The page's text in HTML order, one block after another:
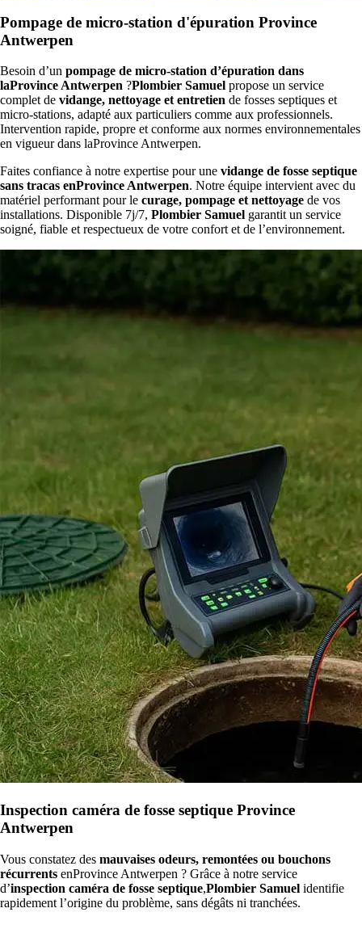
Pompage de micro-station d'épuration Province
Antwerpen
Besoin d’un pompage de micro-station d’épuration dans
laProvince Antwerpen ?Plombier Samuel propose un service
complet de vidange, nettoyage et entretien de fosses septiques et
micro-stations, adapté aux particuliers comme aux professionnels.
Intervention rapide, propre et conforme aux normes environnementales
en vigueur dans laProvince Antwerpen.
Faites confiance à notre expertise pour une vidange de fosse septique
sans tracas enProvince Antwerpen. Notre équipe intervient avec du
matériel performant pour le curage, pompage et nettoyage de vos
installations. Disponible 7j/7, Plombier Samuel garantit un service
soigné, fiable et respectueux de votre confort et de l’environnement.
Inspection caméra de fosse septique Province
Antwerpen
Vous constatez des mauvaises odeurs, remontées ou bouchons
récurrents enProvince Antwerpen ? Grâce à notre service
d’inspection caméra de fosse septique,Plombier Samuel identifie
rapidement l’origine du problème, sans dégâts ni tranchées.